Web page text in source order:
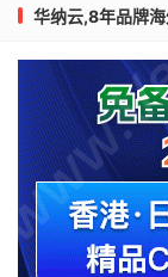
华纳云,8年品牌